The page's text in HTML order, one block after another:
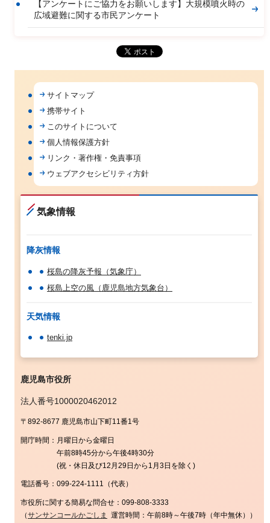
【アンケートにご協力をお願いします】大規模噴火時の
広域避難に関する市民アンケート
サイトマップ
携帯サイト
このサイトについて
個人情報保護方針
リンク・著作権・免責事項
ウェブアクセシビリティ方針
気象情報
降灰情報
桜島の降灰予報（気象庁）
桜島上空の風（鹿児島地方気象台）
天気情報
tenki.jp
鹿児島市役所
法人番号1000020462012
〒892-8677 鹿児島市山下町11番1号
開庁時間： 月曜日から金曜日
午前8時45分から午後4時30分
(祝・休日及び12月29日から1月3日を除く)
電話番号： 099-224-1111（代表）
市役所に関する簡易な問合せ： 099-808-3333
（サンサンコールかごしま 運営時間：午前8時～午後7時（年中無休））